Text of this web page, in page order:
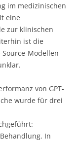
im medizinischen
eine
zur klinischen
ist die
Modellen
von GPT-
wurde für drei
In